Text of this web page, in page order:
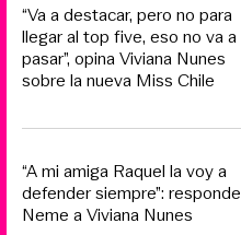
“Va a destacar, pero no para
llegar al top five, eso no va a
pasar”, opina Viviana Nunes
sobre la nueva Miss Chile
“A mi amiga Raquel la voy a
defender siempre”: responde
Neme a Viviana Nunes